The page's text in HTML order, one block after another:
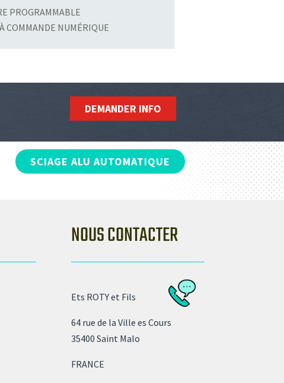
PROGRAMMABLE
COMMANDE NUMÉRIQUE
DEMANDER INFO
SCIAGE ALU AUTOMATIQUE
NOUS CONTACTER
Ets ROTY et Fils
64 rue de la Ville es Cours
35400 Saint Malo
FRANCE